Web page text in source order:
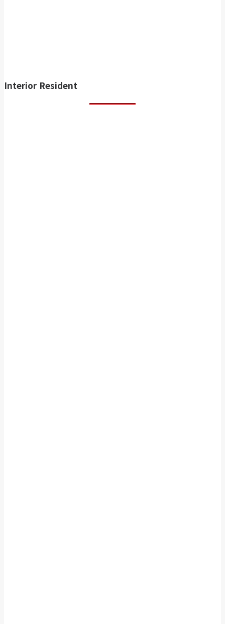
Interior Resident